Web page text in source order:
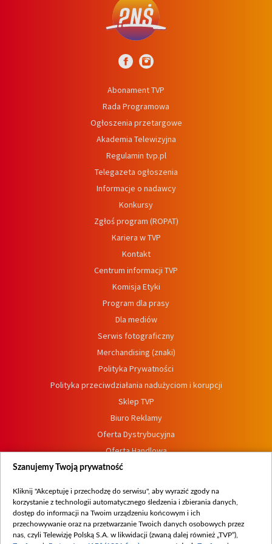
Abonament TVP
Rada Programowa
Ogłoszenia przetargowe
Akademia Telewizyjna
Regulamin tvp.pl
Telegazeta ogłoszenia
Informacje o nadawcy
Konkursy
Zgłoś program (ROPAT)
Kariera w TVP
Kontakt
Centrum informacji TVP
Komisja Etyki
Program dla prasy
Dla mediów
Serwis fotograficzny
Merchandising (znaki)
Polityka Prywatności
Polityka przeciwdziałania nadużyciom i korupcji
Sklep TVP
Biuro Reklamy
Oferta Dystrybucyjna
Oferta Handlowa
Dostępność
Procedura zgłoszeń wewnętrznych
Szanujemy Twoją prywatność
Kliknij "Akceptuję i przechodzę do serwisu", aby wyrazić zgody na
korzystanie z technologii automatycznego śledzenia i zbierania danych,
dostęp do informacji na Twoim urządzeniu końcowym i ich
przechowywanie oraz na przetwarzanie Twoich danych osobowych przez
nas, czyli Telewizję Polską S.A. w likwidacji (zwaną dalej również „TVP”),